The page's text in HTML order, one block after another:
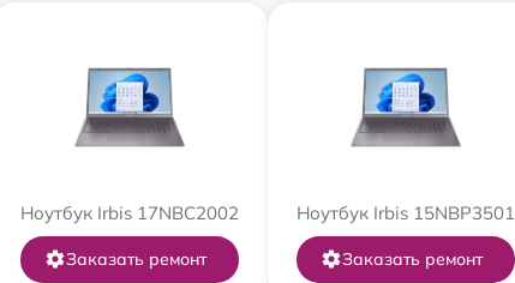
Ноутбук Irbis 17NBC2002
Заказать ремонт
Ноутбук Irbis 15NBP3501
Заказать ремонт